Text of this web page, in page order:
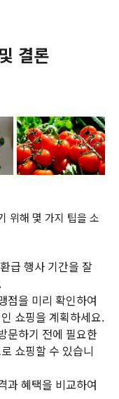
결론
위해 몇 가지 팁을 소
급 행사 기간을 잘
점을 미리 확인하여
쇼핑을 계획하세요.
문하기 전에 필요한
쇼핑할 수 있습니
과 혜택을 비교하여